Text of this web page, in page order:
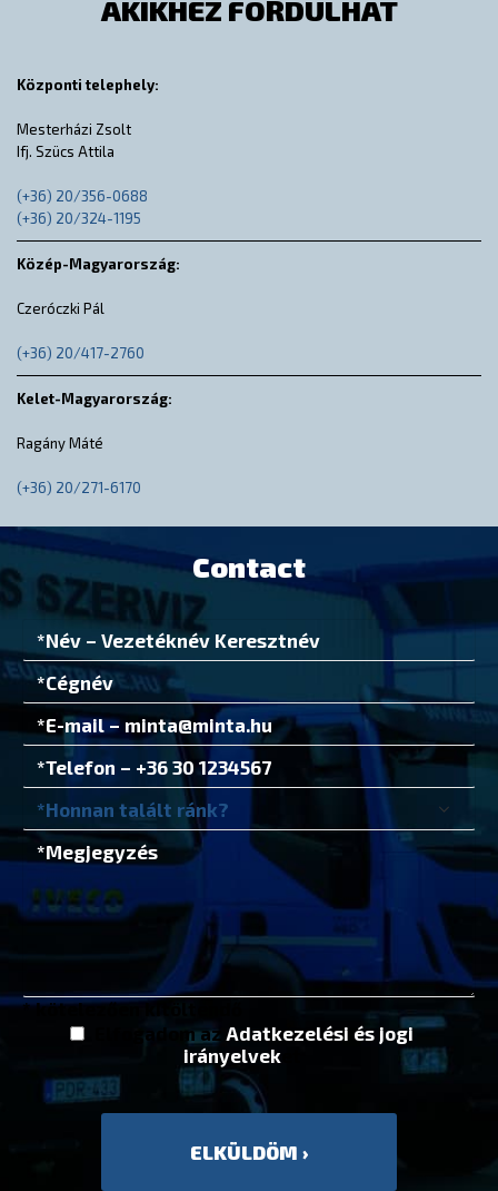
AKIKHEZ FORDULHAT
Központi telephely:
Mesterházi Zsolt
Ifj. Szücs Attila
(+36) 20/356-0688
(+36) 20/324-1195
Közép-Magyarország:
Czeróczki Pál
(+36) 20/417-2760
Kelet-Magyarország:
Ragány Máté
(+36) 20/271-6170
Contact
* kötelezően kitöltendő
Elfogadom az Adatkezelési és jogi
irányelveket